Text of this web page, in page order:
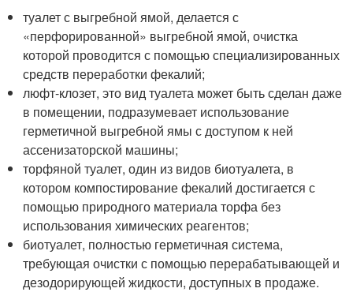
туалет с выгребной ямой, делается с
«перфорированной» выгребной ямой, очистка
которой проводится с помощью специализированных
средств переработки фекалий;
люфт-клозет, это вид туалета может быть сделан даже
в помещении, подразумевает использование
герметичной выгребной ямы с доступом к ней
ассенизаторской машины;
торфяной туалет, один из видов биотуалета, в
котором компостирование фекалий достигается с
помощью природного материала торфа без
использования химических реагентов;
биотуалет, полностью герметичная система,
требующая очистки с помощью перерабатывающей и
дезодорирующей жидкости, доступных в продаже.